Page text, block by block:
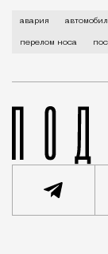
Льдина
авария
перелом носа